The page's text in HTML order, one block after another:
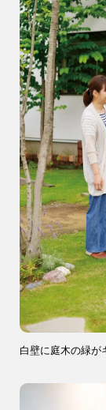
白壁に庭木の緑が
注文住宅
0120-
リフォーム
0120-
04-